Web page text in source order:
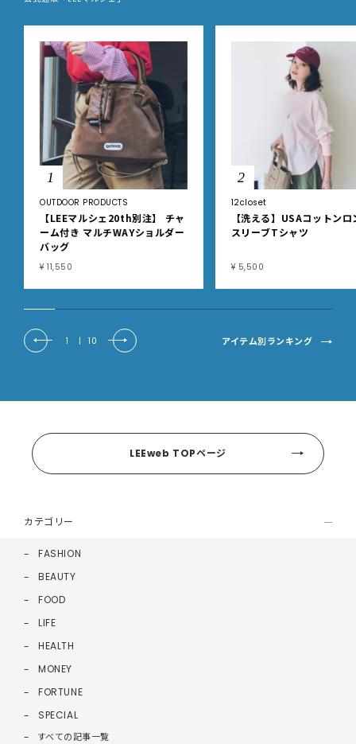
1
OUTDOOR PRODUCTS
【LEEマルシェ20th別注】 チャ
ーム付き マルチWAYショルダー
バッグ
¥ 11,550
2
12closet
【洗える】USAコットンロ
スリーブTシャツ
¥ 5,500
1 | 10 アイテム別ランキング
LEEweb TOPページ
カテゴリー
FASHION
BEAUTY
FOOD
LIFE
HEALTH
MONEY
FORTUNE
SPECIAL
すべての記事一覧